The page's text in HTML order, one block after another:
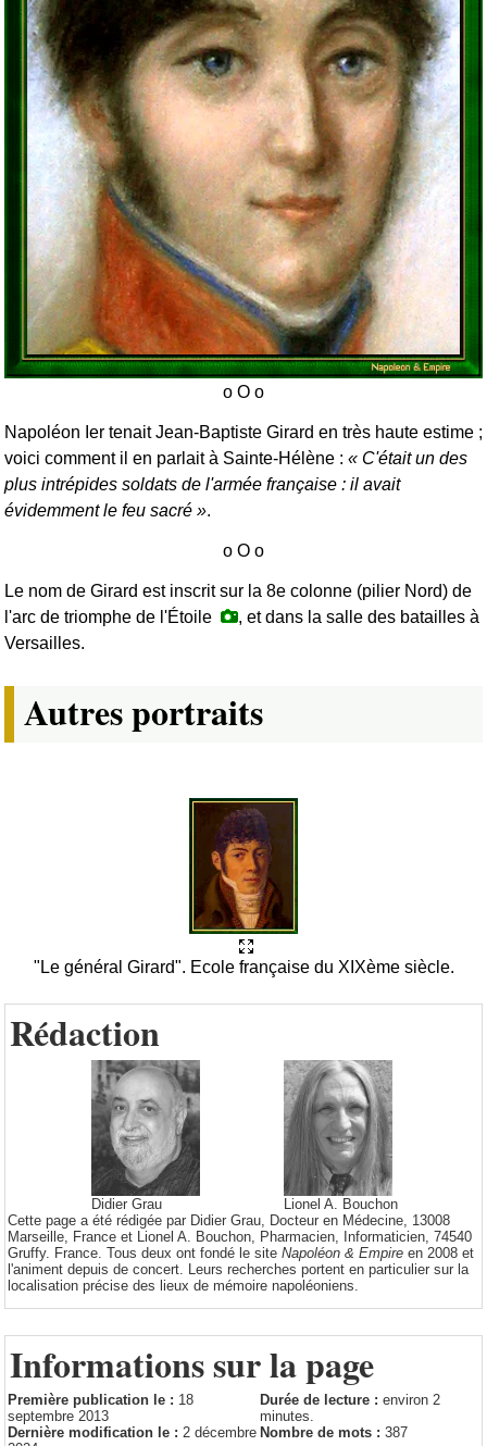
Napoléon Ier tenait Jean-Baptiste Girard en très haute estime ;
voici comment il en parlait à Sainte-Hélène :
C'était un des
plus intrépides soldats de l'armée française : il avait
évidemment le feu sacré
.
Le nom de Girard est inscrit sur la 8e colonne (pilier Nord) de
l'arc de triomphe de l'Étoile
, et dans la salle des batailles à
Versailles.
Autres portraits
"Le général Girard". Ecole française du XIXème siècle.
Rédaction
Didier Grau
Lionel A. Bouchon
Cette page a été rédigée par Didier Grau, Docteur en Médecine, 13008
Marseille, France et Lionel A. Bouchon, Pharmacien, Informaticien, 74540
Gruffy. France. Tous deux ont fondé le site Napoléon & Empire en 2008 et
l'animent depuis de concert. Leurs recherches portent en particulier sur la
localisation précise des lieux de mémoire napoléoniens.
Informations sur la page
Première publication le : 18
septembre 2013
Durée de lecture : environ 2
minutes.
Dernière modification le : 2 décembre Nombre de mots : 387